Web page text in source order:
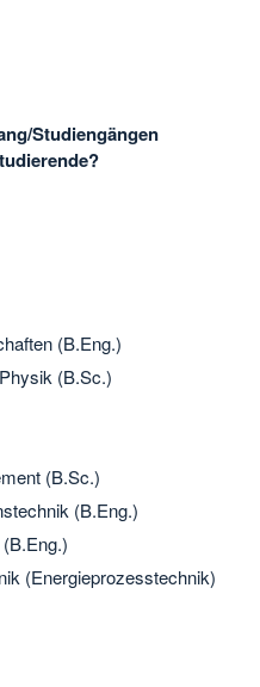
Studiengängen
(B.Eng.)
(B.Sc.)
(B.Sc.)
(B.Eng.)
(Energieprozesstechnik)